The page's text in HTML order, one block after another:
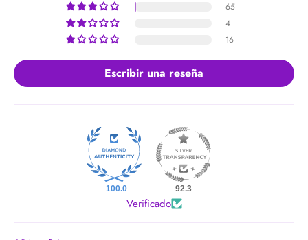
65
4
16
Escribir una reseña
100.0 92.3
Verificado